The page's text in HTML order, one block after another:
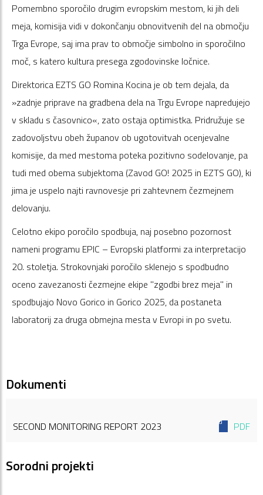
Pomembno sporočilo drugim evropskim mestom, ki jih deli
meja, komisija vidi v dokončanju obnovitvenih del na območju
Trga Evrope, saj ima prav to območje simbolno in sporočilno
moč, s katero kultura presega zgodovinske ločnice.
Direktorica EZTS GO Romina Kocina je ob tem dejala, da
»zadnje priprave na gradbena dela na Trgu Evrope napredujejo
v skladu s časovnico«, zato ostaja optimistka. Pridružuje se
zadovoljstvu obeh županov ob ugotovitvah ocenjevalne
komisije, da med mestoma poteka pozitivno sodelovanje, pa
tudi med obema subjektoma (Zavod GO! 2025 in EZTS GO), ki
jima je uspelo najti ravnovesje pri zahtevnem čezmejnem
delovanju.
Celotno ekipo poročilo spodbuja, naj posebno pozornost
nameni programu EPIC – Evropski platformi za interpretacijo
20. stoletja. Strokovnjaki poročilo sklenejo s spodbudno
oceno zavezanosti čezmejne ekipe "zgodbi brez meja" in
spodbujajo Novo Gorico in Gorico 2025, da postaneta
laboratorij za druga obmejna mesta v Evropi in po svetu.
Dokumenti
SECOND MONITORING REPORT 2023 PDF
Sorodni projekti